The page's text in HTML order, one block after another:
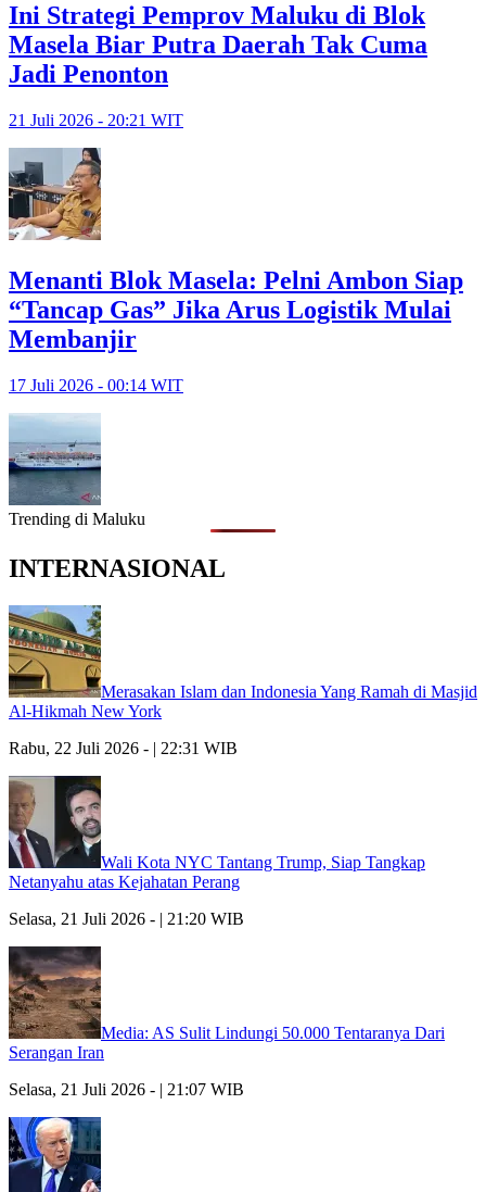
Ini Strategi Pemprov Maluku di Blok
Masela Biar Putra Daerah Tak Cuma
Jadi Penonton
21 Juli 2026 - 20:21 WIT
Menanti Blok Masela: Pelni Ambon Siap
“Tancap Gas” Jika Arus Logistik Mulai
Membanjir
17 Juli 2026 - 00:14 WIT
Trending di Maluku
INTERNASIONAL
Merasakan Islam dan Indonesia Yang Ramah di Masjid
Al-Hikmah New York
Rabu, 22 Juli 2026 - | 22:31 WIB
Wali Kota NYC Tantang Trump, Siap Tangkap
Netanyahu atas Kejahatan Perang
Selasa, 21 Juli 2026 - | 21:20 WIB
Media: AS Sulit Lindungi 50.000 Tentaranya Dari
Serangan Iran
Selasa, 21 Juli 2026 - | 21:07 WIB